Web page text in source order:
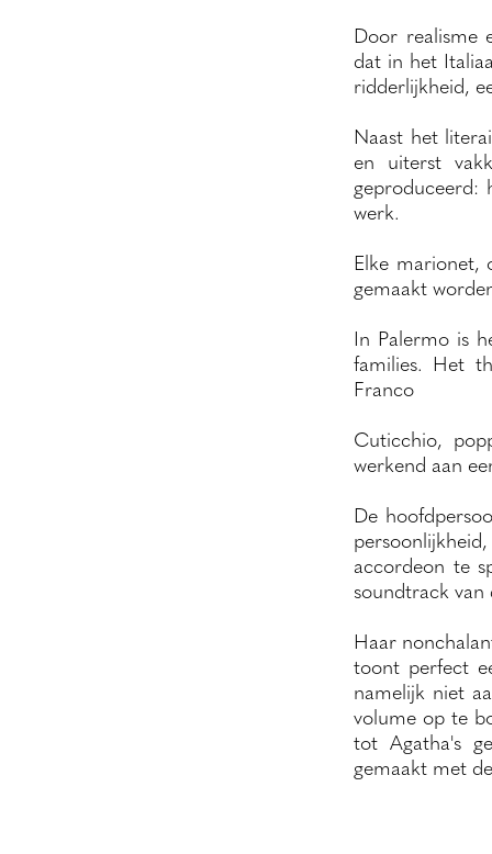
Door realisme
dat in het
ridderlijkheid,
Naast het
en uiterst
geproduceerd:
werk.
Elke
gemaakt
In Palermo is
families. Het
Franco
Cuticchio,
werkend aan
De
accordeon te
soundtrack van
Haar
toont perfect
namelijk niet
volume op te
tot Agatha's
gemaakt met